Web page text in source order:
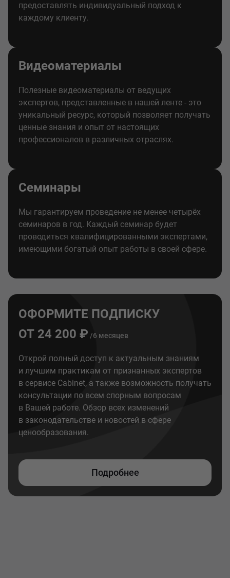
предоставлять индивидуальный подход к
каждому клиенту.
Видеоматериалы
Полезные видеоматериалы от ведущих
экспертов, представленные в нашей ленте - это
уникальный ресурс, который позволяет получать
ценные знания и опыт от настоящих
профессионалов в различных отраслях.
Семинары
Мы гарантируем проведение не менее четырёх
семинаров в год. Каждый семинар будет
проводиться квалифицированными экспертами,
имеющими богатый опыт работы в своей сфере.
ОФОРМИТЕ ПОДПИСКУ
ОТ 24 200 ₽ /6 месяцев
Открой полный доступ к актуальным знаниям
и лучшим практикам от признанных экспертов
в сервисе Cabinet, а также возможность получать
консультации по всем спорным вопросам
в Вашей работе. Обзор всех изменений
в законодательстве и новостей в сфере
ценообразования.
Подробнее